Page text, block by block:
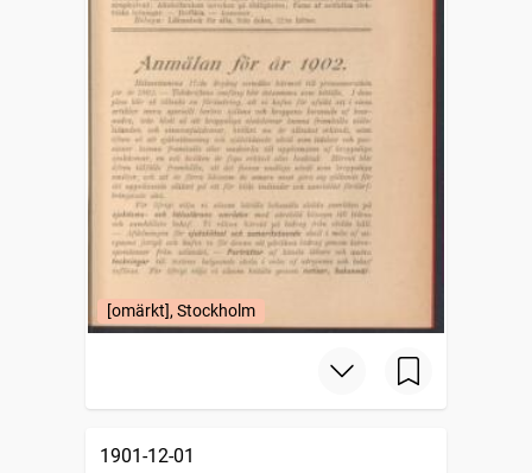
[omärkt], Stockholm
1901-12-01